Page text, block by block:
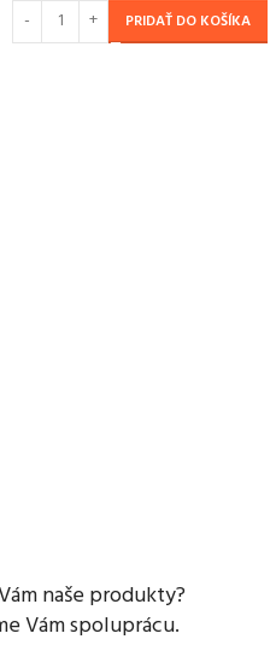
PRIDAŤ DO KOŠÍKA
naše produkty?
Vám spoluprácu.